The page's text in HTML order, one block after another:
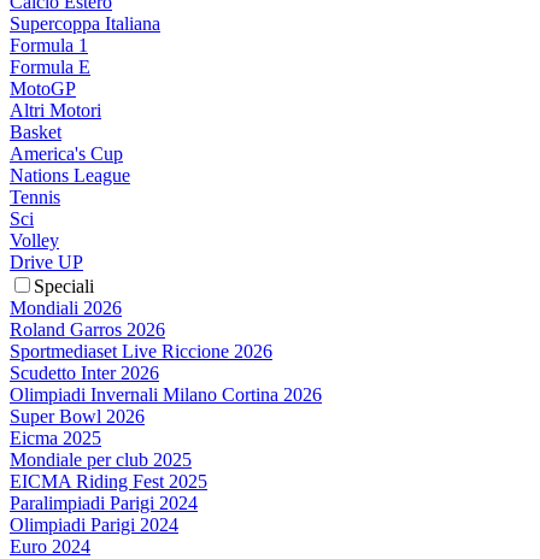
Supercoppa Italiana
Formula 1
Formula E
MotoGP
Altri Motori
Basket
America's Cup
Nations League
Tennis
Sci
Volley
Drive UP
Speciali
Mondiali 2026
Roland Garros 2026
Sportmediaset Live Riccione 2026
Scudetto Inter 2026
Olimpiadi Invernali Milano Cortina 2026
Super Bowl 2026
Eicma 2025
Mondiale per club 2025
EICMA Riding Fest 2025
Paralimpiadi Parigi 2024
Olimpiadi Parigi 2024
Euro 2024